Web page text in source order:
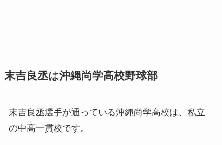
末吉良丞は沖縄尚学高校野球部
末吉良丞選手が通っている沖縄尚学高校は、私立
の中高一貫校です。